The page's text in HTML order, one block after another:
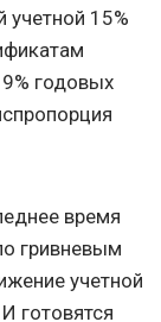
учетной 15%
годовых
время
гривневым
учетной
готовятся